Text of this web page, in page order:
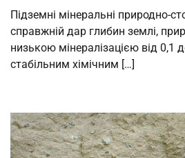
Підземні мінеральні природно-
справжній дар глибин землі,
низькою мінералізацією від 0,1
стабільним хімічним […]